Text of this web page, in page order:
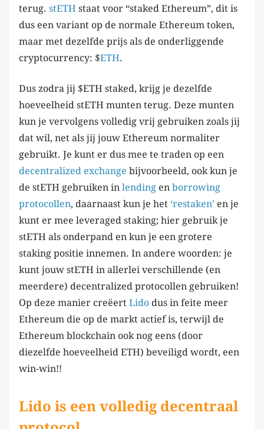
terug. stETH staat voor “staked Ethereum”, dit is
dus een variant op de normale Ethereum token,
maar met dezelfde prijs als de onderliggende
cryptocurrency: $ETH.
Dus zodra jij $ETH staked, krijg je dezelfde
hoeveelheid stETH munten terug. Deze munten
kun je vervolgens volledig vrij gebruiken zoals jij
dat wil, net als jij jouw Ethereum normaliter
gebruikt. Je kunt er dus mee te traden op een
decentralized exchange bijvoorbeeld, ook kun je
de stETH gebruiken in lending en borrowing
protocollen, daarnaast kun je het ‘restaken’ en je
kunt er mee leveraged staking; hier gebruik je
stETH als onderpand en kun je een grotere
staking positie innemen. In andere woorden: je
kunt jouw stETH in allerlei verschillende (en
meerdere) decentralized protocollen gebruiken!
Op deze manier creëert Lido dus in feite meer
Ethereum die op de markt actief is, terwijl de
Ethereum blockchain ook nog eens (door
diezelfde hoeveelheid ETH) beveiligd wordt, een
win-win!!
Lido is een volledig decentraal